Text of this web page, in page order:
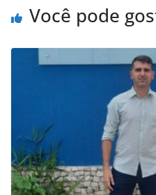
Você pode